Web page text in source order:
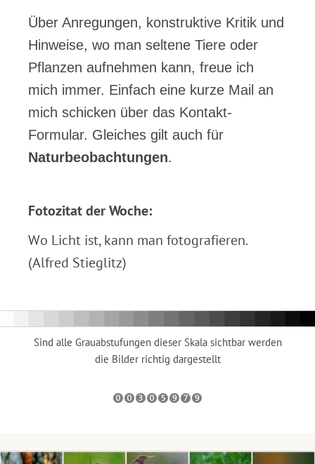
Über Anregungen, konstruktive Kritik und
Hinweise, wo man seltene Tiere oder
Pflanzen aufnehmen kann, freue ich
mich immer. Einfach eine kurze Mail an
mich schicken über das Kontakt-
Formular. Gleiches gilt auch für
Naturbeobachtungen.
Fotozitat der Woche:
Wo Licht ist, kann man fotografieren.
(Alfred Stieglitz)
Sind alle Grauabstufungen dieser Skala sichtbar werden
die Bilder richtig dargestellt